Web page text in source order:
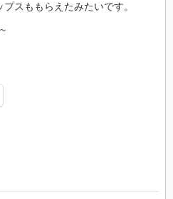
スももらえたみたいです。